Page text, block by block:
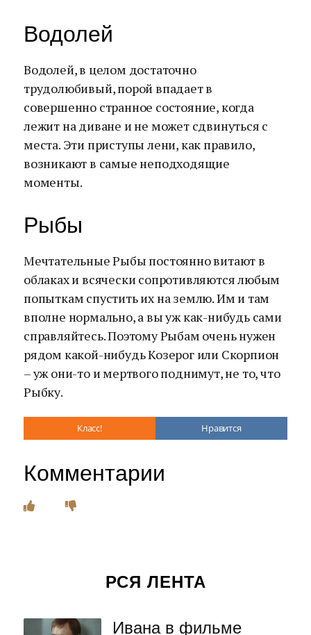
Водолей
Водолей, в целом достаточно
трудолюбивый, порой впадает в
совершенно странное состояние, когда
лежит на диване и не может сдвинуться с
места. Эти приступы лени, как правило,
возникают в самые неподходящие
моменты.
Рыбы
Мечтательные Рыбы постоянно витают в
облаках и всячески сопротивляются любым
попыткам спустить их на землю. Им и там
вполне нормально, а вы уж как-нибудь сами
справляйтесь. Поэтому Рыбам очень нужен
рядом какой-нибудь Козерог или Скорпион
– уж они-то и мертвого поднимут, не то, что
Рыбку.
Класс! Нравится
Комментарии
РСЯ ЛЕНТА
Ивана в фильме